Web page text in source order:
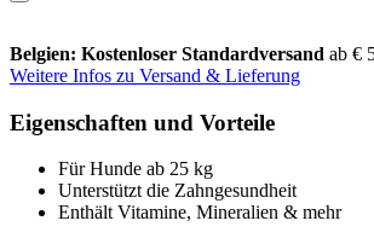
Belgien: Kostenloser Standardversand ab €
Weitere Infos zu Versand & Lieferung
Eigenschaften und Vorteile
Für Hunde ab 25 kg
Unterstützt die Zahngesundheit
Enthält Vitamine, Mineralien & mehr